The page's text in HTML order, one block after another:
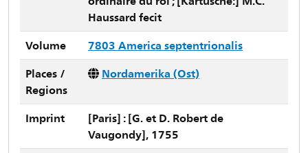
Haussard fecit
Volume
7803 America septentrionalis
Places /
Regions
Nordamerika (Ost)
Imprint
[Paris] : [G. et D. Robert de
Vaugondy], 1755